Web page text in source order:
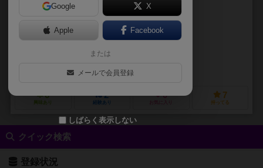
作品説明文の編集者を募集中
Grzegorz Okliński
Krzysztof Wolicki
レッドインプゲームズ（REDIMP GAMES）
6
興味あり
2
経験あり
0 7
持ってる
クイック検索
登録状況
Google X
Apple Facebook
または
メールで会員登録
しばらく表示しない